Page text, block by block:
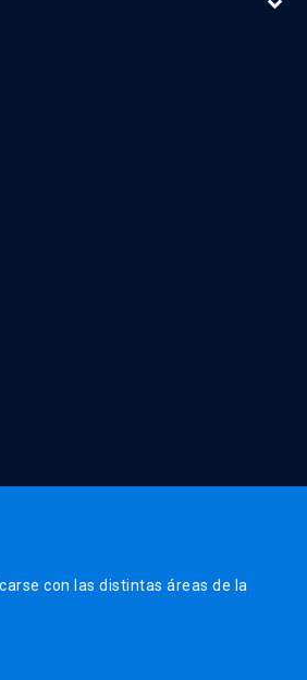
con las distintas áreas de la